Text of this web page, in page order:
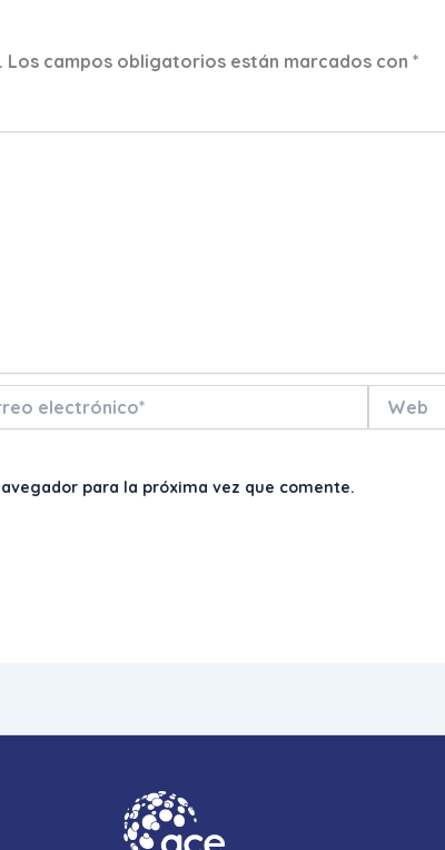
Los campos obligatorios están marcados con *
para la próxima vez que comente.